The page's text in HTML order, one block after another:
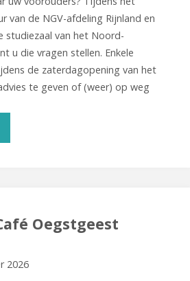
van de NGV-afdeling Rijnland en
studiezaal van het Noord-
u die vragen stellen. Enkele
de zaterdagopening van het
te geven of (weer) op weg
Oegstgeest
2026